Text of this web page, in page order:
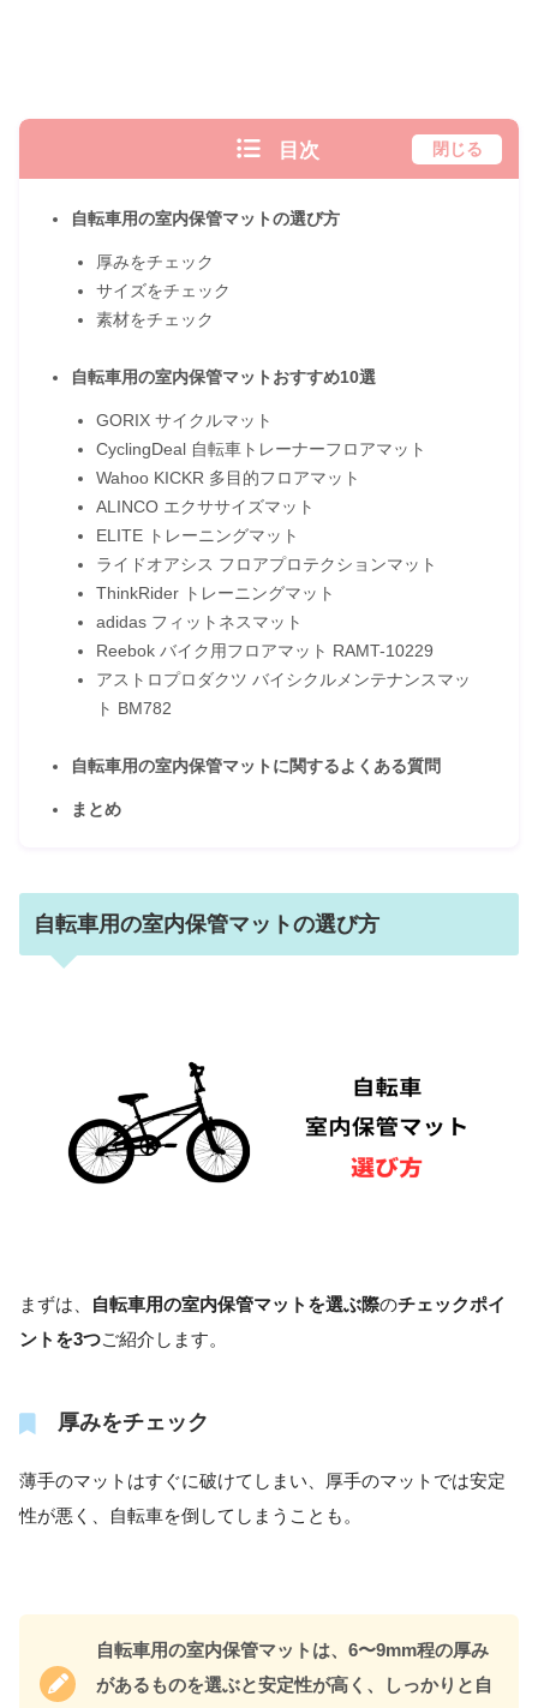
目次 閉じる
自転車用の室内保管マットの選び方
厚みをチェック
サイズをチェック
素材をチェック
自転車用の室内保管マットおすすめ10選
GORIX サイクルマット
CyclingDeal 自転車トレーナーフロアマット
Wahoo KICKR 多目的フロアマット
ALINCO エクササイズマット
ELITE トレーニングマット
ライドオアシス フロアプロテクションマット
ThinkRider トレーニングマット
adidas フィットネスマット
Reebok バイク用フロアマット RAMT-10229
アストロプロダクツ バイシクルメンテナンスマッ
ト BM782
自転車用の室内保管マットに関するよくある質問
まとめ
自転車用の室内保管マットの選び方
まずは、 自転車用の室内保管マットを選ぶ際のチェックポイ
ントを3つご紹介します。
厚みをチェック
薄手のマットはすぐに破けてしまい、厚手のマットでは安定
性が悪く、自転車を倒してしまうことも。
自転車用の室内保管マットは、6〜9mm程の厚み
があるものを選ぶと安定性が高く、しっかりと自